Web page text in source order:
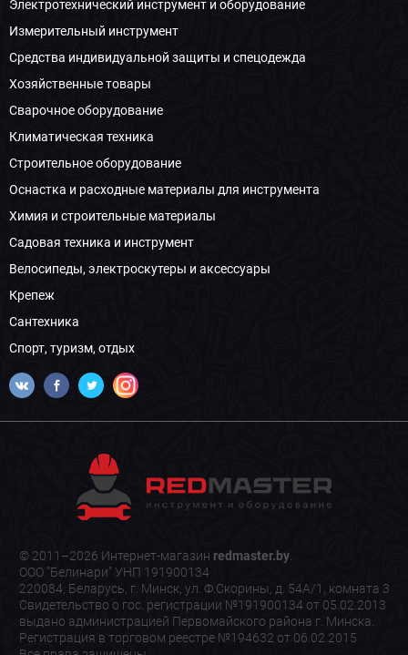
Электротехнический инструмент и оборудование
Измерительный инструмент
Средства индивидуальной защиты и спецодежда
Хозяйственные товары
Сварочное оборудование
Климатическая техника
Строительное оборудование
Оснастка и расходные материалы для инструмента
Химия и строительные материалы
Садовая техника и инструмент
Велосипеды, электроскутеры и аксессуары
Крепеж
Сантехника
Спорт, туризм, отдых
© 2011–2026 Интернет-магазин redmaster.by.
ООО "Белинари" УНП 191900134
220084, Беларусь, г. Минск, ул. Ф.Скорины, д. 54А/1, комната 3
Свидетельство о гос. регистрации №191900134 от 05.02.2013
выдано администрацией Первомайского района г. Минска.
Регистрация в торговом реестре №194632 от 06.02.2015